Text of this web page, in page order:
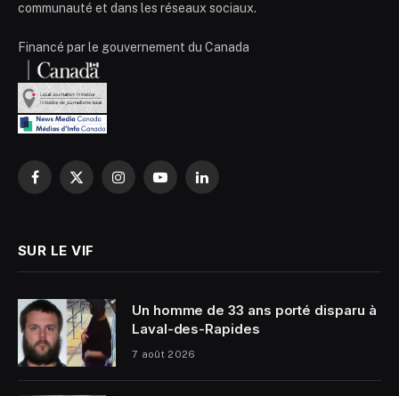
communauté et dans les réseaux sociaux.
Financé par le gouvernement du Canada
Facebook
X
InstagramYouTubeLinkedIn
SUR LE VIF
Un homme de 33 ans porté disparu à
Laval-des-Rapides
7 août 2026